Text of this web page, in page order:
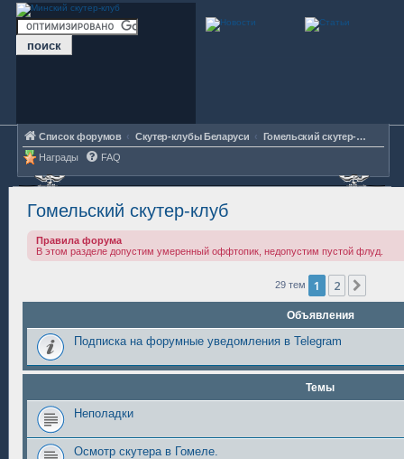
Список форумов Скутер-клубы Беларуси
Гомельский скутер-клуб
Награды
FAQ
Гомельский скутер-клуб
Правила форума
В этом разделе допустим умеренный оффтопик, недопустим пустой флуд.
29 тем 1 2
Объявления
Подписка на форумные уведомления в Telegram
Темы
Неполадки
Осмотр скутера в Гомеле.